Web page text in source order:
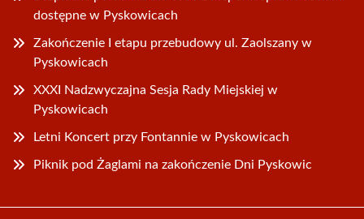
dostępne w Pyskowicach
Zakończenie I etapu przebudowy ul. Zaolszany w
Pyskowicach
XXXI Nadzwyczajna Sesja Rady Miejskiej w
Pyskowicach
Letni Koncert przy Fontannie w Pyskowicach
Piknik pod Żaglami na zakończenie Dni Pyskowic